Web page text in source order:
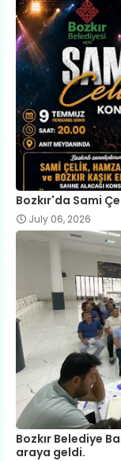
Bozkır'da Sami
July 06, 2026
Bozkır Belediye
araya geldi.